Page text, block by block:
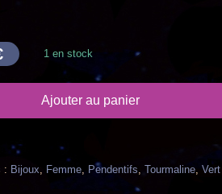
1 en stock
Ajouter au panier
: Bijoux, Femme, Pendentifs, Tourmaline, Vert